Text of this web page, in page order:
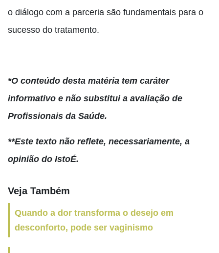
o diálogo com a parceria são fundamentais para o
sucesso do tratamento.
*O conteúdo desta matéria tem caráter
informativo e não substitui a avaliação de
Profissionais da Saúde.
**Este texto não reflete, necessariamente, a
opinião do IstoÉ.
Veja Também
Quando a dor transforma o desejo em
desconforto, pode ser vaginismo